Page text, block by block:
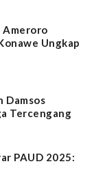
Ameroro
Ungkap
Damsos
Tercengang
PAUD 2025: